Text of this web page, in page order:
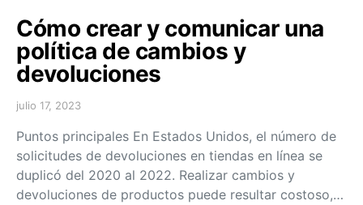
Cómo crear y comunicar una
política de cambios y
devoluciones
julio 17, 2023
Puntos principales En Estados Unidos, el número de
solicitudes de devoluciones en tiendas en línea se
duplicó del 2020 al 2022. Realizar cambios y
devoluciones de productos puede resultar costoso,…